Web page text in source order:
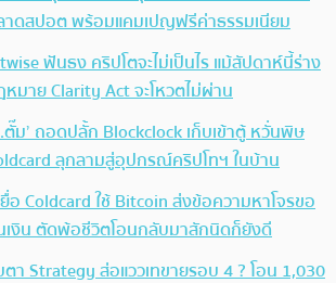
ดสปอต พร้อมแคมเปญฟรีค่าธรรมเนียม
ฟันธง คริปโตจะไม่เป็นไร แม้สัปดาห์นี้ร่าง
มาย Clarity Act จะโหวตไม่ผ่าน
ตั๊ม’ ถอดปลั้ก Blockclock เก็บเข้าตู้ หวั่นพิษ
ลุกลามสู่อุปกรณ์คริปโทฯ ในบ้าน
อ Coldcard ใช้ Bitcoin ส่งข้อความหาโจรขอ
งิน ตัดพ้อชีวิตโอนกลับมาสักนิดก็ยังดี
า Strategy ส่อแววเทขายรอบ 4 ? โอน 1,030